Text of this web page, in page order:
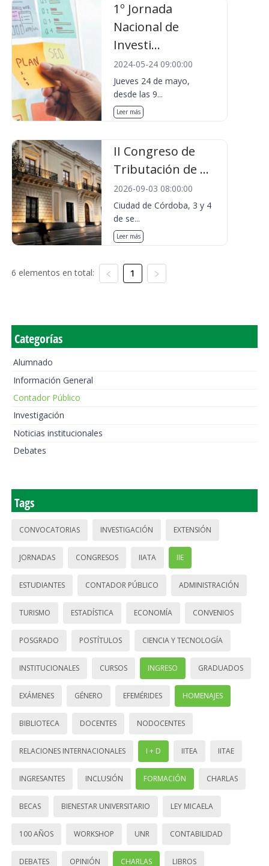
1º Jornada
Nacional de
Investi...
2024-05-24 09:00:00
Jueves 24 de mayo,
desde las 9...
Leer más
II Congreso de
Tributación de ...
2026-09-03 08:00:00
Ciudad de Córdoba, 3 y 4
de se...
Leer más
6 elementos en total: 1
Categorías
Alumnado
Información General
Contador Público
Investigación
Noticias institucionales
Debates
Tags
CONVOCATORIAS INVESTIGACIÓN EXTENSIÓN
JORNADAS CONGRESOS IIATA IIE
ESTUDIANTES CONTADOR PÚBLICO ADMINISTRACIÓN
TURISMO ESTADÍSTICA ECONOMÍA CONVENIOS
POSGRADO POSTÍTULOS CIENCIA Y TECNOLOGÍA
INSTITUCIONALES CURSOS INGRESO GRADUADOS
EXÁMENES GÉNERO EFEMÉRIDES HOMENAJES
BIBLIOTECA DOCENTES NODOCENTES
RELACIONES INTERNACIONALES I + D IITEA IITAE
INGRESANTES INCLUSIÓN FORMACIÓN CHARLAS
BECAS BIENESTAR UNIVERSITARIO LEY MICAELA
100 AÑOS WORKSHOP UNR CONTABILIDAD
DEBATES OPINIÓN CHARLAS LIBROS